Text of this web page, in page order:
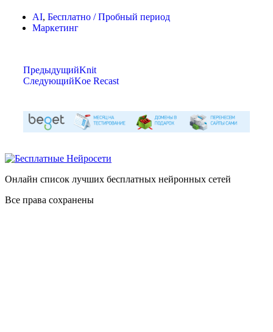
AI, Бесплатно / Пробный период
Маркетинг
ПредыдущийKnit
СледующийKoe Recast
Онлайн список лучших бесплатных нейронных сетей
Все права сохранены